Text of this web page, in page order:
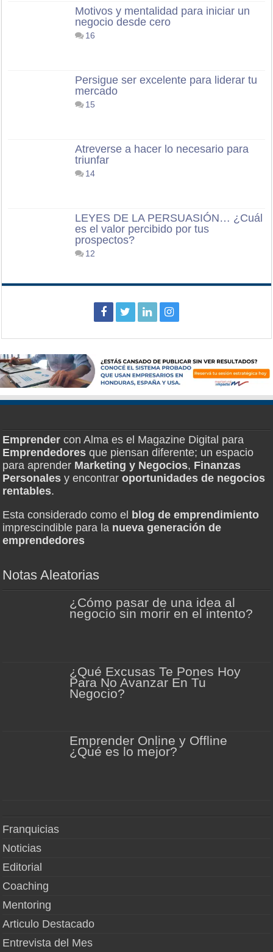
Motivos y mentalidad para iniciar un
negocio desde cero
16
Persigue ser excelente para liderar tu
mercado
15
Atreverse a hacer lo necesario para
triunfar
14
LEYES DE LA PERSUASIÓN… ¿Cuál
es el valor percibido por tus
prospectos?
12
Emprender con Alma es el Magazine Digital para
Emprendedores que piensan diferente; un espacio
para aprender Marketing y Negocios, Finanzas
Personales y encontraroportunidades de negocios
rentables.
Esta considerado como el blog de emprendimiento
imprescindible para la nueva generación de
emprendedores
Notas Aleatorias
¿Cómo pasar de una idea al
negocio sin morir en el intento?
¿Qué Excusas Te Pones Hoy
Para No Avanzar En Tu
Negocio?
Emprender Online y Offline
¿Qué es lo mejor?
Franquicias
Noticias
Editorial
Coaching
Mentoring
Articulo Destacado
Entrevista del Mes